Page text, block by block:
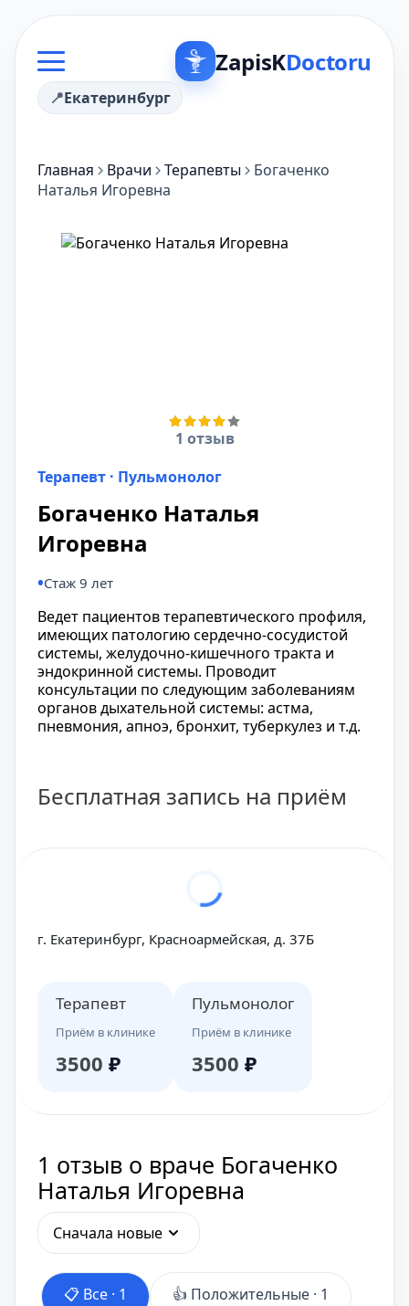
ZapisKDoctoru
Екатеринбург
Главная Врачи Терапевты
Богаченко
Наталья Игоревна
1 отзыв
Терапевт · Пульмонолог
Богаченко Наталья
Игоревна
Стаж 9 лет
Ведет пациентов терапевтического профиля,
имеющих патологию сердечно-сосудистой
системы, желудочно-кишечного тракта и
эндокринной системы. Проводит
консультации по следующим заболеваниям
органов дыхательной системы: астма,
пневмония, апноэ, бронхит, туберкулез и т.д.
Бесплатная запись на приём
г. Екатеринбург, Красноармейская, д. 37Б
Терапевт
Приём в клинике
3500 ₽
Пульмонолог
Приём в клинике
3500 ₽
1 отзыв о враче Богаченко
Наталья Игоревна
Сначала новые
📋 Все · 1 👍 Положительные · 1